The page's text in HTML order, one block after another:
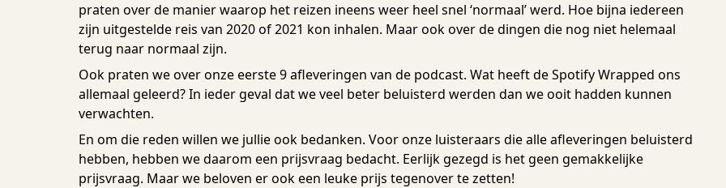
praten over de manier waarop het reizen ineens weer heel snel ‘normaal’ werd. Hoe bijna iedereen
zijn uitgestelde reis van 2020 of 2021 kon inhalen. Maar ook over de dingen die nog niet helemaal
terug naar normaal zijn.
Ook praten we over onze eerste 9 afleveringen van de podcast. Wat heeft de Spotify Wrapped ons
allemaal geleerd? In ieder geval dat we veel beter beluisterd werden dan we ooit hadden kunnen
verwachten.
En om die reden willen we jullie ook bedanken. Voor onze luisteraars die alle afleveringen beluisterd
hebben, hebben we daarom een prijsvraag bedacht. Eerlijk gezegd is het geen gemakkelijke
prijsvraag. Maar we beloven er ook een leuke prijs tegenover te zetten!